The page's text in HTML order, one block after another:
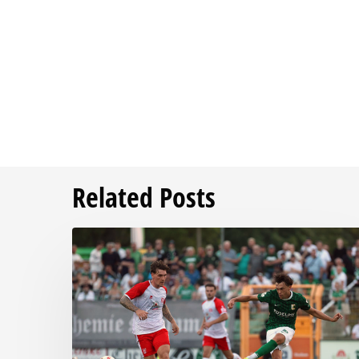
Related Posts
Bittere
Pleite:
Chemie
kassiert
späten
Knockout